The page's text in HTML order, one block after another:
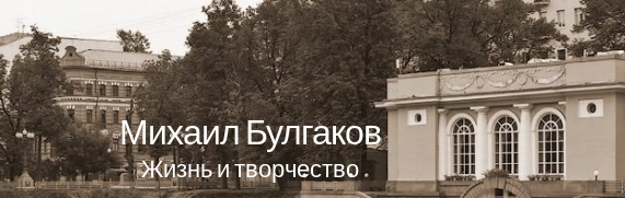
Михаил Булгаков
Жизнь и творчество